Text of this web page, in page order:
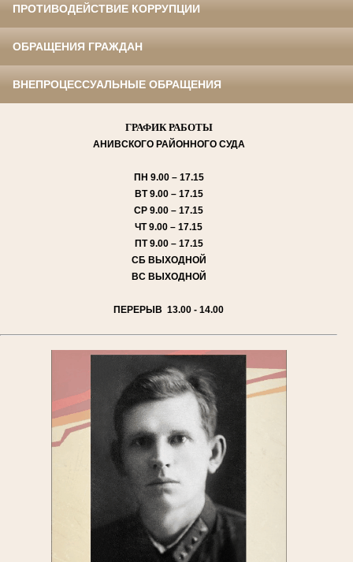
ПРОТИВОДЕЙСТВИЕ КОРРУПЦИИ
ОБРАЩЕНИЯ ГРАЖДАН
ВНЕПРОЦЕССУАЛЬНЫЕ ОБРАЩЕНИЯ
ГРАФИК РАБОТЫ
АНИВСКОГО РАЙОННОГО СУДА
ПН 9.00 – 17.15
ВТ9.00 – 17.15
СР 9.00 – 17.15
ЧТ9.00 – 17.15
ПТ9.00 – 17.15
СБ ВЫХОДНОЙ
ВС ВЫХОДНОЙ
ПЕРЕРЫВ 13.00 - 14.00